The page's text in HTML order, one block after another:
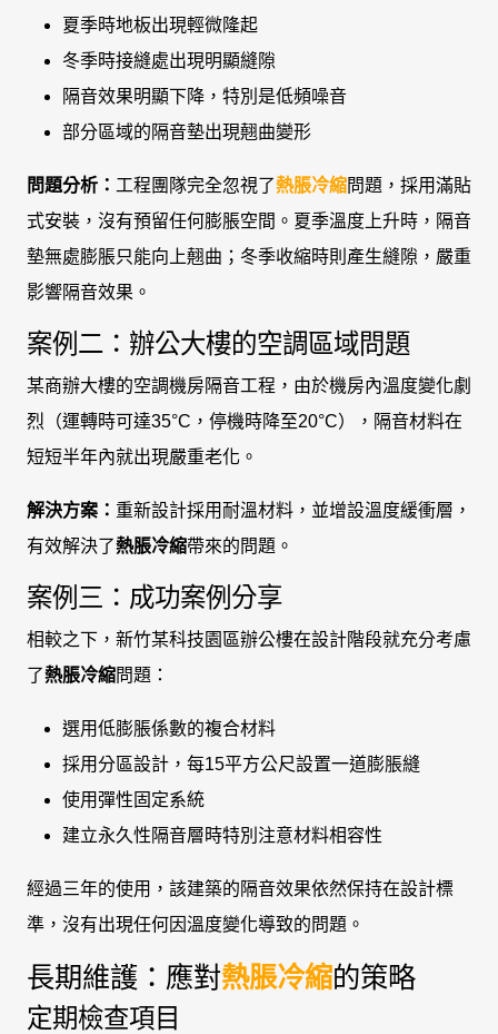
夏季時地板出現輕微隆起
冬季時接縫處出現明顯縫隙
隔音效果明顯下降，特別是低頻噪音
部分區域的隔音墊出現翹曲變形
問題分析： 工程團隊完全忽視了熱脹冷縮問題，採用滿貼
式安裝，沒有預留任何膨脹空間。夏季溫度上升時，隔音
墊無處膨脹只能向上翹曲；冬季收縮時則產生縫隙，嚴重
影響隔音效果。
案例二：辦公大樓的空調區域問題
某商辦大樓的空調機房隔音工程，由於機房內溫度變化劇
烈（運轉時可達35°C，停機時降至20°C），隔音材料在
短短半年內就出現嚴重老化。
解決方案： 重新設計採用耐溫材料，並增設溫度緩衝層，
有效解決了熱脹冷縮帶來的問題。
案例三：成功案例分享
相較之下，新竹某科技園區辦公樓在設計階段就充分考慮
了熱脹冷縮問題：
選用低膨脹係數的複合材料
採用分區設計，每15平方公尺設置一道膨脹縫
使用彈性固定系統
建立永久性隔音層時特別注意材料相容性
經過三年的使用，該建築的隔音效果依然保持在設計標
準，沒有出現任何因溫度變化導致的問題。
長期維護：應對熱脹冷縮的策略
定期檢查項目